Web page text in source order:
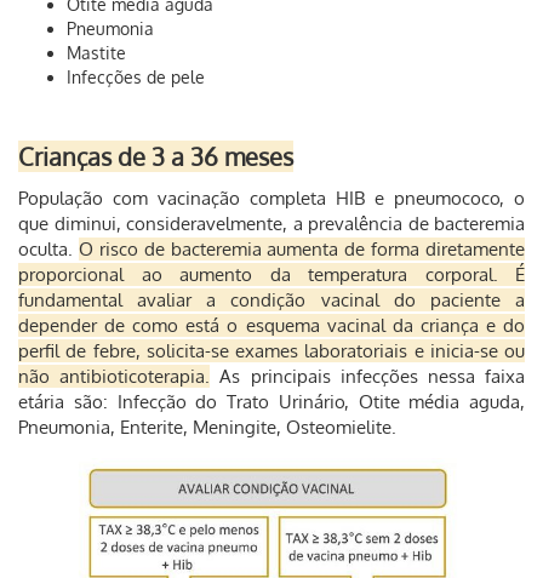
Otite média aguda
Pneumonia
Mastite
Infecções de pele
Crianças de 3 a 36 meses
População com vacinação completa HIB e pneumococo, o
que diminui, consideravelmente, a prevalência de bacteremia
oculta. O risco de bacteremia aumenta de forma diretamente
proporcional ao aumento da temperatura corporal. É
fundamental avaliar a condição vacinal do paciente a
depender de como está o esquema vacinal da criança e do
perfil de febre, solicita-se exames laboratoriais e inicia-se ou
não antibioticoterapia. As principais infecções nessa faixa
etária são: Infecção do Trato Urinário, Otite média aguda,
Pneumonia, Enterite, Meningite, Osteomielite.